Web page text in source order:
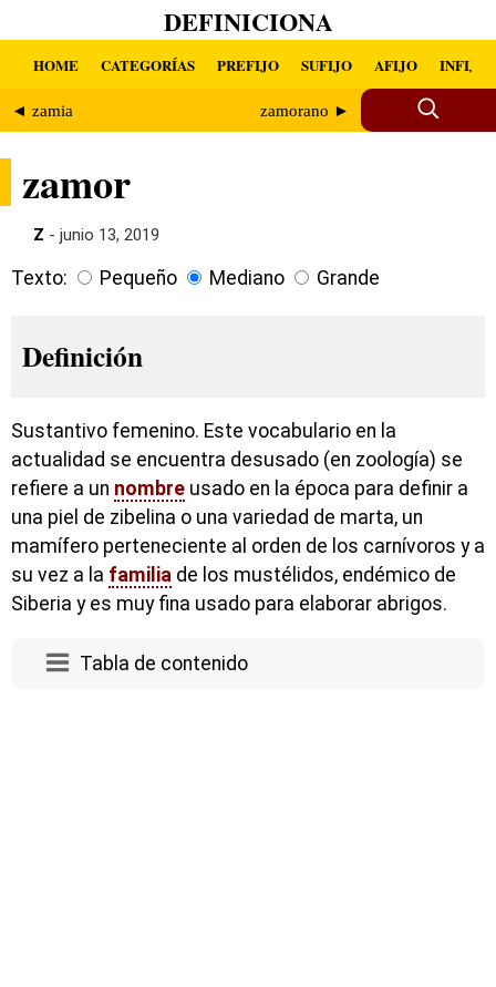
DEFINICIONA
HOME CATEGORÍAS PREFIJO SUFIJO AFIJO INFIJO
◄ zamia zamorano ►
zamor
Z - junio 13, 2019
Texto: Pequeño Mediano Grande
Definición
Sustantivo femenino. Este vocabulario en la
actualidad se encuentra desusado (en zoología) se
refiere a un nombre usado en la época para definir a
una piel de zibelina o una variedad de marta, un
mamífero perteneciente al orden de los carnívoros y a
su vez a la familia de los mustélidos, endémico de
Siberia y es muy fina usado para elaborar abrigos.
Tabla de contenido